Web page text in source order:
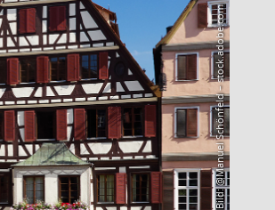
Bild: @Manuel Schönfeld – stock.adobe.com